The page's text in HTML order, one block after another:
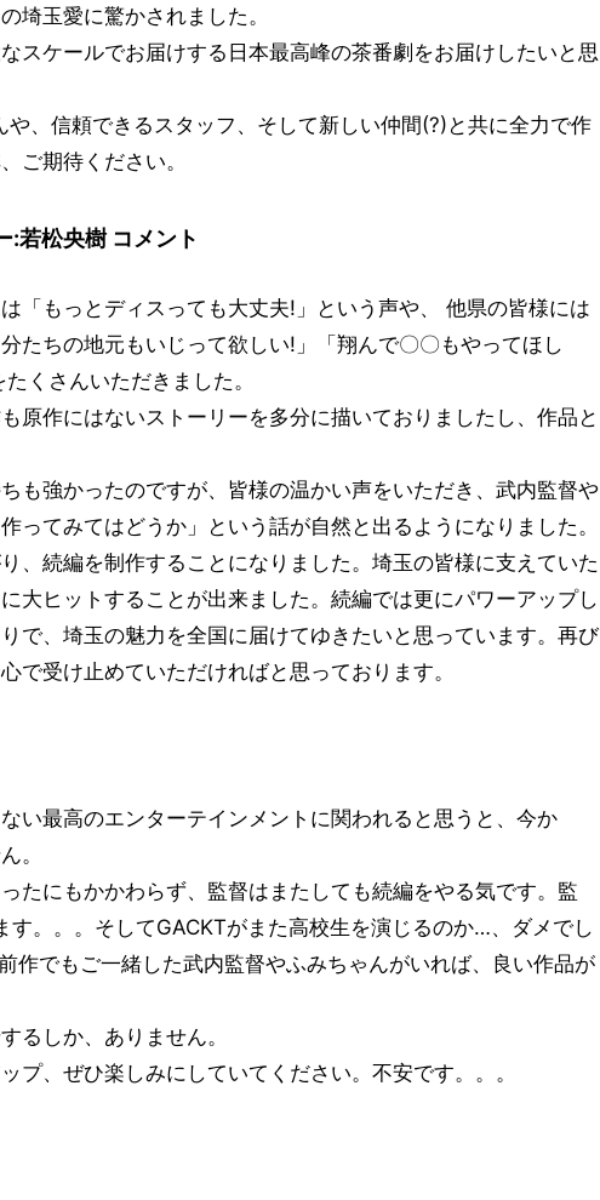
埼玉愛に驚かされました。
スケールでお届けする日本最高峰の茶番劇をお届けしたいと思
や、信頼できるスタッフ、そして新しい仲間(?)と共に全力で作
ご期待ください。
:若松央樹 コメント
「もっとディスっても大丈夫!」という声や、 他県の皆様には
たちの地元もいじって欲しい!」「翔んで〇〇もやってほし
くさんいただきました。
原作にはないストーリーを多分に描いておりましたし、作品と
も強かったのですが、皆様の温かい声をいただき、武内監督や
ってみてはどうか」という話が自然と出るようになりました。
、続編を制作することになりました。埼玉の皆様に支えていた
大ヒットすることが出来ました。続編では更にパワーアップし
で、埼玉の魅力を全国に届けてゆきたいと思っています。再び
で受け止めていただければと思っております。
い最高のエンターテインメントに関われると思うと、今か
。
たにもかかわらず、監督はまたしても続編をやる気です。監
す。。。そしてGACKTがまた高校生を演じるのか…、ダメでし
作でもご一緒した武内監督やふみちゃんがいれば、良い作品が
るしか、ありません。
プ、ぜひ楽しみにしていてください。不安です。。。